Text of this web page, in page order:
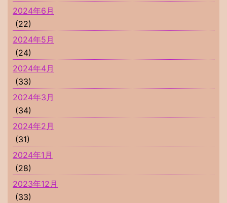
2024年6月
(22)
2024年5月
(24)
2024年4月
(33)
2024年3月
(34)
2024年2月
(31)
2024年1月
(28)
2023年12月
(33)